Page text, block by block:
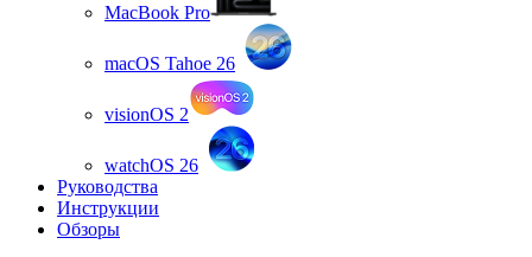
MacBook Pro
macOS Tahoe 26
visionOS 2
watchOS 26
Руководства
Инструкции
Обзоры